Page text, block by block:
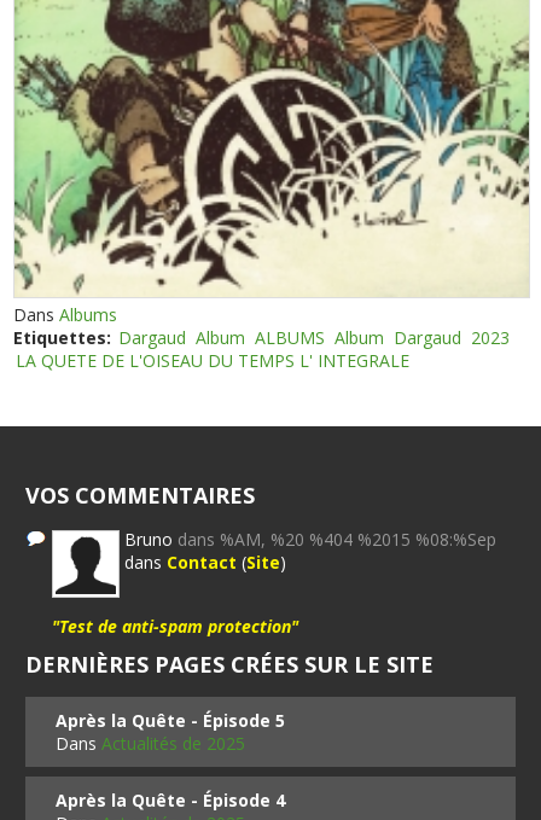
DansAlbums
Etiquettes: Dargaud Album ALBUMS Album Dargaud 2023
LA QUETE DE L'OISEAU DU TEMPS L' INTEGRALE
VOS COMMENTAIRES
Bruno dans %AM, %20 %404 %2015 %08:%Sep
dans Contact (Site)
"Test de anti-spam protection"
DERNIÈRES PAGES CRÉES SUR LE SITE
Après la Quête - Épisode 5
DansActualités de 2025
Après la Quête - Épisode 4